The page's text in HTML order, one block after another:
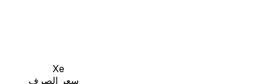
Xe
سعر الصرف